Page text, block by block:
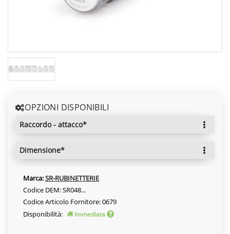
OPZIONI DISPONIBILI
raccordo - attacco*
dimensione*
Marca:SR-RUBINETTERIE
Codice DEM: SR048...
Codice Articolo Fornitore: 0679
Disponibilità:
Immediata